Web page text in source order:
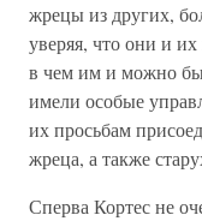
жрецы из других,
уверяя, что они и
в чем им и можно
имели особые
их просьбам
жреца, а также
Сперва Кортес не